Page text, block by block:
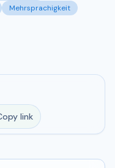
Mehrsprachigkeit
link